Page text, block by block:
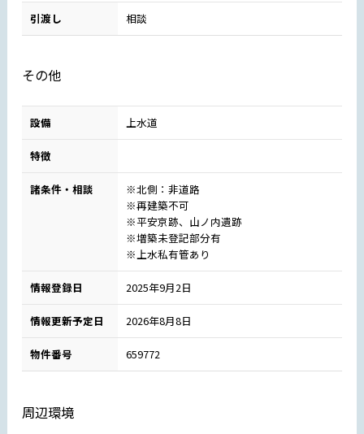
引渡し 相談
その他
設備 上水道
特徴
諸条件・相談
※北側：非道路
※再建築不可
※平安京跡、山ノ内遺跡
※増築未登記部分有
※上水私有管あり
情報登録日 2025年9月2日
情報更新予定日 2026年8月8日
物件番号 659772
周辺環境